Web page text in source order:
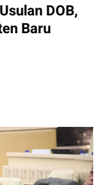
DOB,
Baru